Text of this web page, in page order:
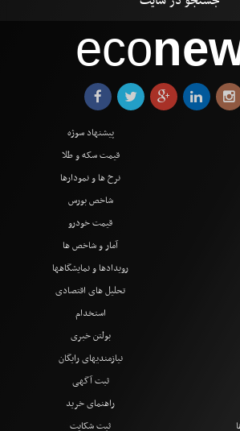
eco
پیشنهاد سوژه
قیمت سکه و طلا
نرخ ها و نمودارها
شاخص بورس
قیمت خودرو
آمار و شاخص ها
رویدادها و نمایشگاهها
تحلیل های اقتصادی
استخدام
بولتن خبری
نیازمندیهای رایگان
ثبت آگهی
راهنمای خرید
ثبت شکایت